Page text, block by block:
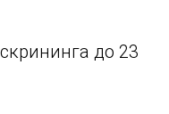
до 23